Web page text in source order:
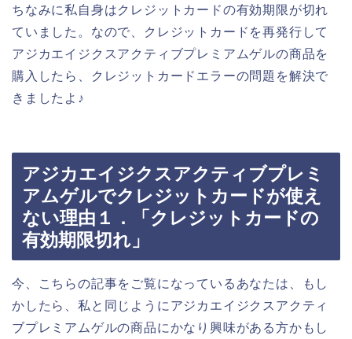
ちなみに私自身はクレジットカードの有効期限が切れ
ていました。なので、クレジットカードを再発行して
アジカエイジクスアクティブプレミアムゲルの商品を
購入したら、クレジットカードエラーの問題を解決で
きましたよ♪
アジカエイジクスアクティブプレミ
アムゲルでクレジットカードが使え
ない理由１．「クレジットカードの
有効期限切れ」
今、こちらの記事をご覧になっているあなたは、もし
かしたら、私と同じようにアジカエイジクスアクティ
ブプレミアムゲルの商品にかなり興味がある方かもし